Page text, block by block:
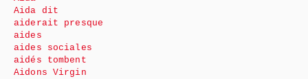
Aida dit
aiderait presque
aides
aides sociales
aidés tombent
Aidons Virgin